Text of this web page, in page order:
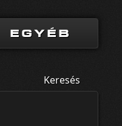
EGYÉB
Keresés